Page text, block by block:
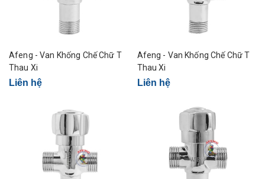
Afeng - Van Khống Chế Chữ T
Thau Xi
Liên hệ
Afeng - Van Khống Chế Chữ T
Thau Xi
Liên hệ